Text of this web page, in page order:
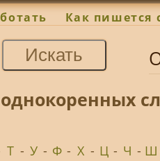
Как пишется
Т - У - Ф - Х - Ц - Ч - Ш